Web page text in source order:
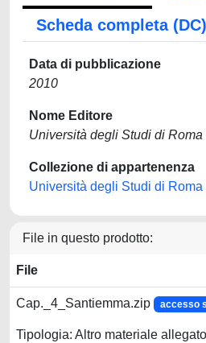
Scheda completa (DC)
Data di pubblicazione
2010
Nome Editore
Università degli Studi di
Collezione di appartenenza
Università degli Studi di
File in questo prodotto:
File
Cap._4_Santiemma.zip accesso
Tipologia: Altro materiale allegato